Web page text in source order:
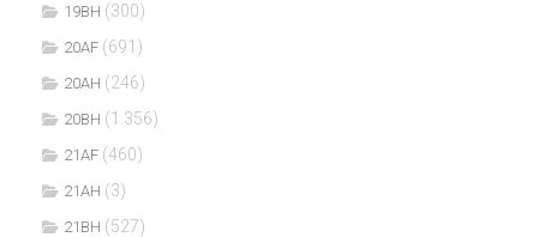
19BH (300)
20AF (691)
20AH (246)
20BH (1.356)
21AF (460)
21AH (3)
21BH (527)